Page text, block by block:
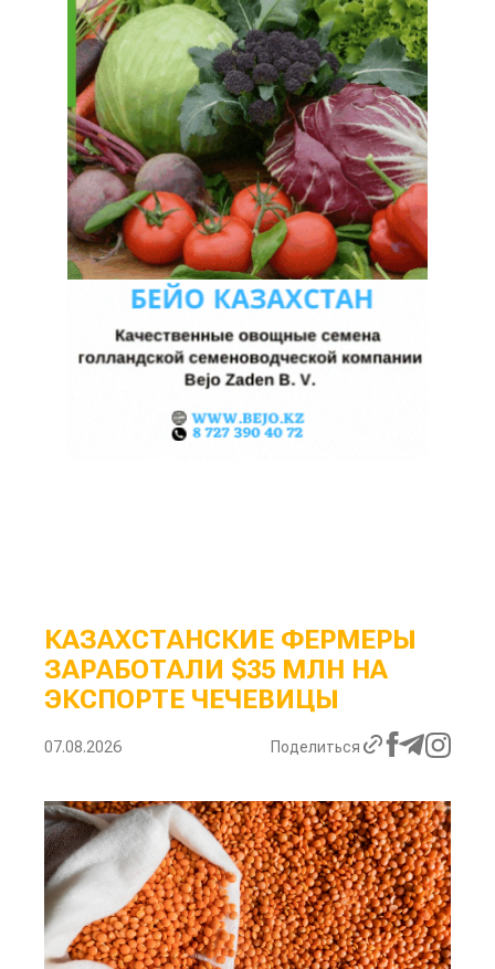
КАЗАХСТАНСКИЕ ФЕРМЕРЫ
ЗАРАБОТАЛИ $35 МЛН НА
ЭКСПОРТЕ ЧЕЧЕВИЦЫ
07.08.2026 Поделиться